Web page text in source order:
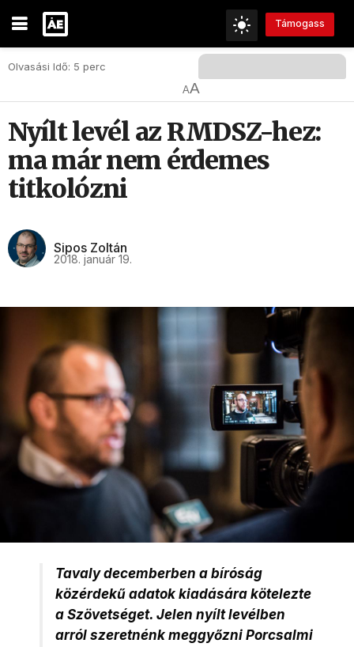
Támogass
Olvasási Idő: 5 perc
AA
Nyílt levél az RMDSZ-hez:
ma már nem érdemes
titkolózni
Sipos Zoltán
2018. január 19.
Tavaly decemberben a bíróság
közérdekű adatok kiadására kötelezte
a Szövetséget. Jelen nyílt levélben
arról szeretnénk meggyőzni Porcsalmi